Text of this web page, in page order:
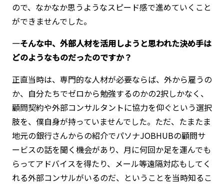
ので、なかなか思うようなスピード感で進めていくこと
ができませんでした。
―そんな中、外部人材を活用しようと思われた決め手は
どのようなものだったのですか？
正直当時は、専門的な人材が必要ならば、外から雇うの
か、自分たちでゼロから勉強するのかの2択しかなく、
顧問契約や外部コンサルタントに協力を仰ぐという選択
肢を、僕自身が持っていませんでした。ただ、たまたま
地元の銀行さんからの紹介でパソナJOBHUBの顧問サ
ービスの話を聞く機会があり、月に何回か足を運んでも
らってアドバイスを得たり、メール等遠隔対応もしてく
れる外部コンサルがいるのだ、ということを当時知るこ